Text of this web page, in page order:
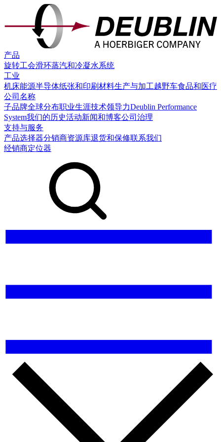
产品
旋转工会滑环蒸汽和冷凝水系统
工业
机床能源半导体纸张和印刷材料生产与加工越野车食品和医疗
公司名称
子品牌全球分布职业生涯技术领导力Deublin Performance
System我们的历史活动新闻和博客公司治理
支持与服务
产品选择器分销商资源库退货和保修联系我们
经销商定位器